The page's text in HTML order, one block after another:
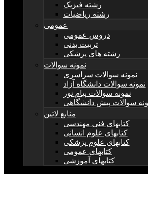
رشته فیزیک
رشته ریاضیات
عمومی
دروس عمومی
تربیت بدنی
رشته های پزشکی
نمونه سوالات
نمونه سوالات سراسری
نمونه سوالات دانشگاه آزاد
نمونه سوالات پیام نور
سوالات پیش دانشگاهی
منابع لاتین
کتابهای فنی مهندسی
کتابهای علوم انسانی
کتابهای علوم پزشکی
کتابهای عمومی
کتابهای آموزشی